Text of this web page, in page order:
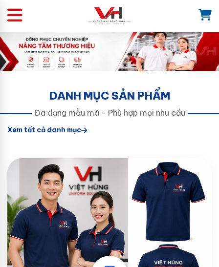
DANH MỤC SẢN PHẨM
Đa dạng mẫu mã - Phù hợp mọi nhu cầu
Xem tất cả danh mục